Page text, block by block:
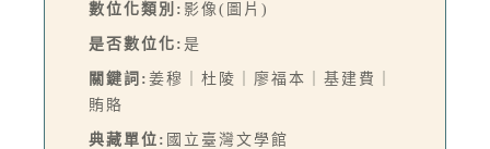
數位化類別: 影像(圖片)
是否數位化: 是
關鍵詞: 姜穆｜杜陵｜廖福本｜基建費｜
賄賂
典藏單位: 國立臺灣文學館